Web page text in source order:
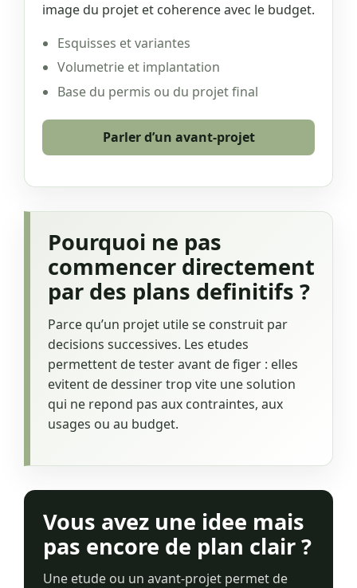
image du projet et coherence avec le budget.
Esquisses et variantes
Volumetrie et implantation
Base du permis ou du projet final
Parler d’un avant-projet
Pourquoi ne pas
commencer directement
par des plans definitifs ?
Parce qu’un projet utile se construit par
decisions successives. Les etudes
permettent de tester avant de figer : elles
evitent de dessiner trop vite une solution
qui ne repond pas aux contraintes, aux
usages ou au budget.
Vous avez une idee mais
pas encore de plan clair ?
Une etude ou un avant-projet permet de